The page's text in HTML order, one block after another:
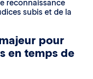
reconnaissance
subis et de la
pour
en temps de